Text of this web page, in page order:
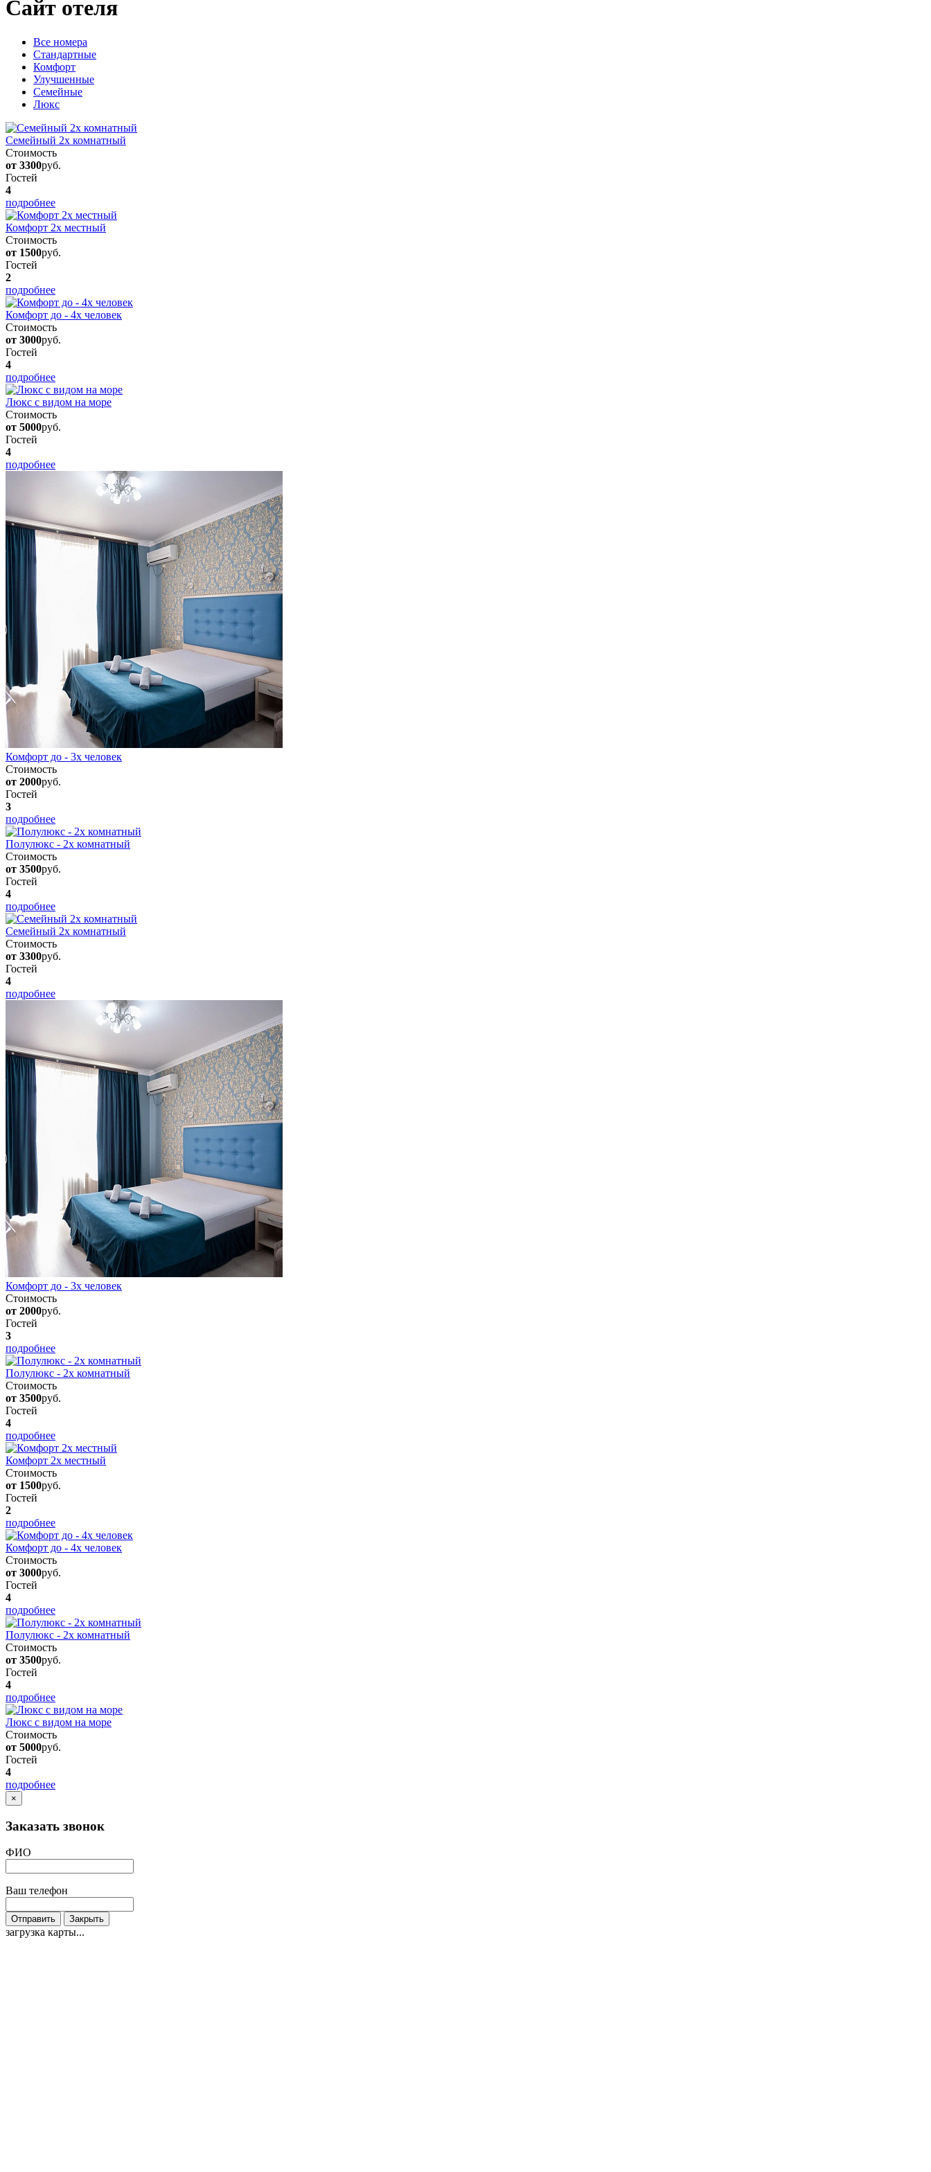
Сайт отеля
Вcе номера
Стандартные
Комфорт
Улучшенные
Семейные
Люкс
Семейный 2х комнатный
Стоимость
от 3300руб.
Гостей
4
подробнее
Комфорт 2х местный
Стоимость
от 1500руб.
Гостей
2
подробнее
Комфорт до - 4х человек
Стоимость
от 3000руб.
Гостей
4
подробнее
Люкс с видом на море
Стоимость
от 5000руб.
Гостей
4
подробнее
Комфорт до - 3х человек
Стоимость
от 2000руб.
Гостей
3
подробнее
Полулюкс - 2х комнатный
Стоимость
от 3500руб.
Гостей
4
подробнее
Семейный 2х комнатный
Стоимость
от 3300руб.
Гостей
4
подробнее
Комфорт до - 3х человек
Стоимость
от 2000руб.
Гостей
3
подробнее
Полулюкс - 2х комнатный
Стоимость
от 3500руб.
Гостей
4
подробнее
Комфорт 2х местный
Стоимость
от 1500руб.
Гостей
2
подробнее
Комфорт до - 4х человек
Стоимость
от 3000руб.
Гостей
4
подробнее
Полулюкс - 2х комнатный
Стоимость
от 3500руб.
Гостей
4
подробнее
Люкс с видом на море
Стоимость
от 5000руб.
Гостей
4
подробнее
×
Заказать звонок
ФИО
Ваш телефон
Отправить Закрыть
загрузка карты...